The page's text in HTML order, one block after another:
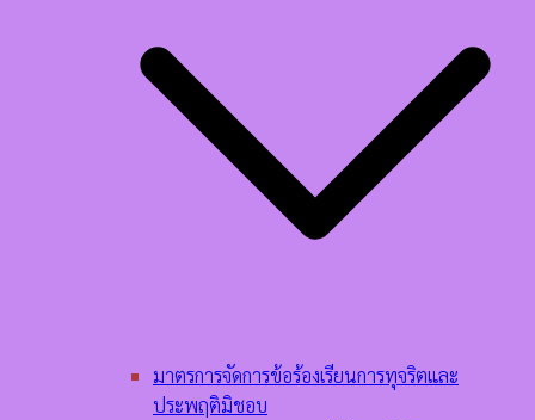
มาตรการจัดการข้อร้องเรียนการทุจริตและ
ประพฤติมิชอบ